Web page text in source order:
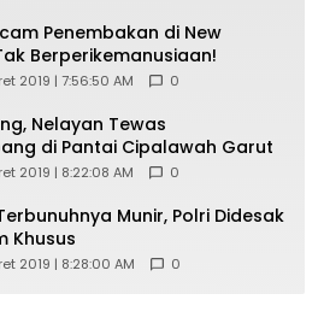
Penembakan di New
Berperikemanusiaan!
2019 | 7:56:50 AM 0
Nelayan Tewas
di Pantai Cipalawah Garut
2019 | 8:22:08 AM 0
Munir, Polri Didesak
Khusus
2019 | 8:28:00 AM 0